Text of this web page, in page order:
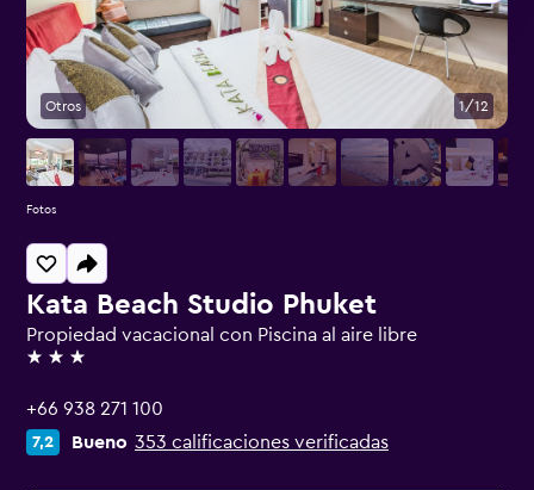
Kata Beach Studio Phuket
Propiedad vacacional con Piscina al aire libre
3 estrellas
+66 938 271 100
7,2 Bueno 353 calificaciones verificadas
Otros 1/12
Fotos